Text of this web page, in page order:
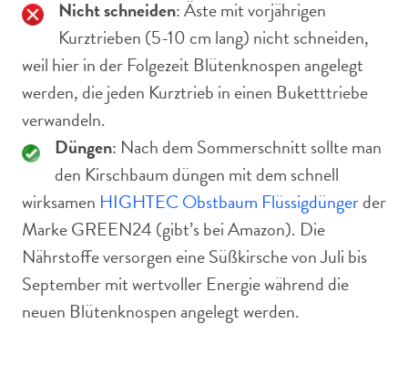
Nicht schneiden: Äste mit vorjährigen
Kurztrieben (5-10 cm lang) nicht schneiden,
weil hier in der Folgezeit Blütenknospen angelegt
werden, die jeden Kurztrieb in einen Buketttriebe
verwandeln.
Düngen: Nach dem Sommerschnitt sollte man
den Kirschbaum düngen mit dem schnell
wirksamen HIGHTEC Obstbaum Flüssigdüngerder
Marke GREEN24 (gibt’s bei Amazon). Die
Nährstoffe versorgen eine Süßkirsche von Juli bis
September mit wertvoller Energie während die
neuen Blütenknospen angelegt werden.